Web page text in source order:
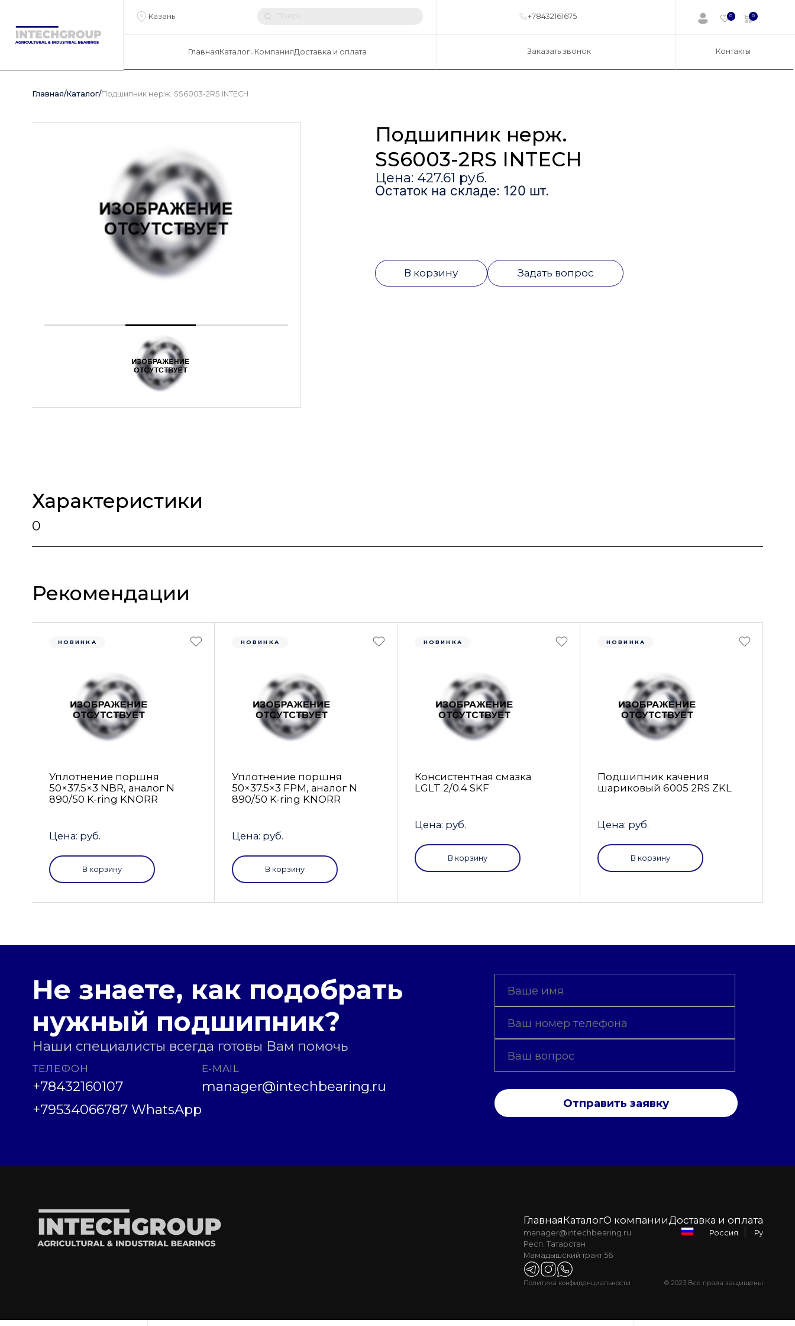
Казань +78432161675 0 0
ГлавнаяКаталог КомпанияДоставка и оплата Заказать звонок Контакты
Главная/Каталог/Подшипник нерж. SS6003-2RS INTECH
Подшипник нерж.
SS6003-2RS INTECH
Цена: 427.61 руб.
Остаток на складе: 120 шт.
В корзину Задать вопрос
Характеристики
0
Рекомендации
НОВИНКА
Уплотнение поршня
50×37.5×3 NBR, аналог N
890/50 K-ring KNORR
Цена: руб.
В корзину
НОВИНКА
Уплотнение поршня
50×37.5×3 FРM, аналог N
890/50 K-ring KNORR
Цена: руб.
В корзину
НОВИНКА
Консистентная смазка
LGLT 2/0.4 SKF
Цена: руб.
В корзину
НОВИНКА
Подшипник качения
шариковый 6005 2RS ZKL
Цена: руб.
В корзину
Не знаете, как подобрать
нужный подшипник?
Наши специалисты всегда готовы Вам помочь
ТЕЛЕФОН
+78432160107
+79534066787 WhatsApp
E-MAIL
manager@intechbearing.ru
Отправить заявку
ГлавнаяКаталогО компанииДоставка и оплата
manager@intechbearing.ru
Респ. Татарстан
Мамадышский тракт 56
Россия Ру
Политика конфиденциальности © 2023 Все права защищены